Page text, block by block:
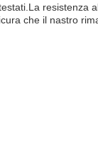
resistenza
che il nastro